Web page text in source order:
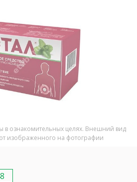
в ознакомительных целях. Внешний вид
изображенного на фотографии